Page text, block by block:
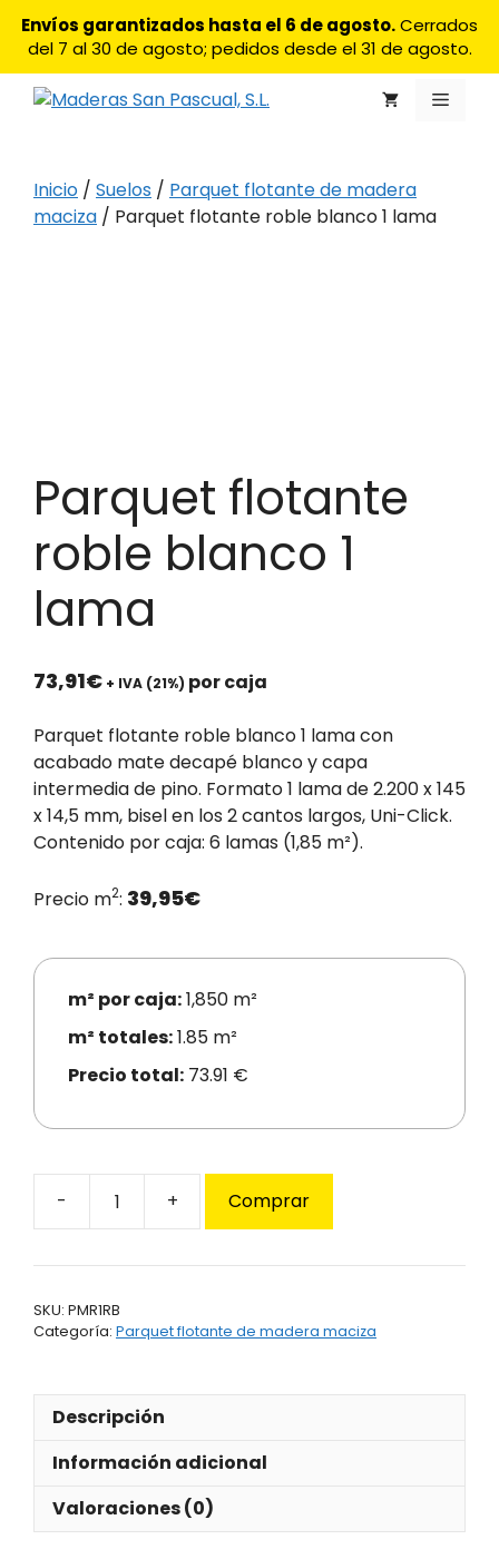
Envíos garantizados hasta el 6 de agosto.Cerrados
del 7 al 30 de agosto; pedidos desde el 31 de agosto.
Menú
Inicio / Suelos / Parquet flotante de madera
maciza / Parquet flotante roble blanco 1 lama
Parquet flotante
roble blanco 1
lama
73,91€ + IVA (21%) por caja
Parquet flotante roble blanco 1 lama con
acabado mate decapé blanco y capa
intermedia de pino. Formato 1 lama de 2.200 x 145
x 14,5 mm, bisel en los 2 cantos largos, Uni-Click.
Contenido por caja: 6 lamas (1,85 m²).
Precio m2: 39,95€
m² por caja:1,850 m²
m² totales:1.85 m²
Precio total: 73.91 €
Parquet
roble
lama
Comprar
SKU: PMR1RB
Categoría: Parquet flotante de madera maciza
Descripción
Información adicional
Valoraciones (0)